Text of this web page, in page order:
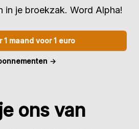
in je broekzak. Word Alpha!
1 maand voor 1 euro
→
ons van